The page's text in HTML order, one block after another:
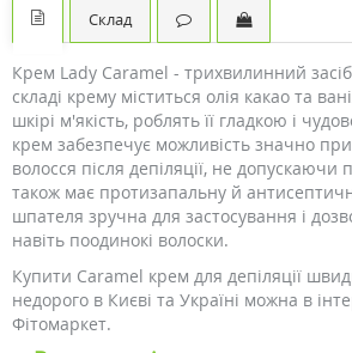
Склад
Крем Lady Caramel - трихвилинний засіб
складі крему міститься олія какао та
шкірі м'якість, роблять її гладкою і
крем забезпечує можливість значно
волосся після депіляції, не
також має протизапальну й
шпателя зручна для застосування і
навіть поодинокі волоски.
Купити Caramel крем для депіляції
недорого в Києві та Україні можна в
Фітомаркет.